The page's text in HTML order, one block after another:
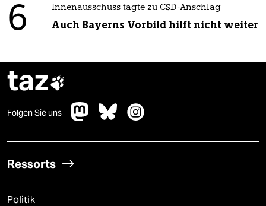
6 Innenausschuss tagte zu CSD-Anschlag
Auch Bayerns Vorbild hilft nicht weiter
taz
Folgen Sie uns
Ressorts
Politik